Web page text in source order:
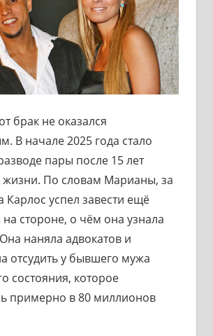
брак не оказался
В начале 2025 года стало
пары после 15 лет
жизни. По словам Марианы, за
Карлос успел завести ещё
на стороне, о чём она узнала
наняла адвокатов и
отсудить у бывшего мужа
состояния, которое
примерно в 80 миллионов